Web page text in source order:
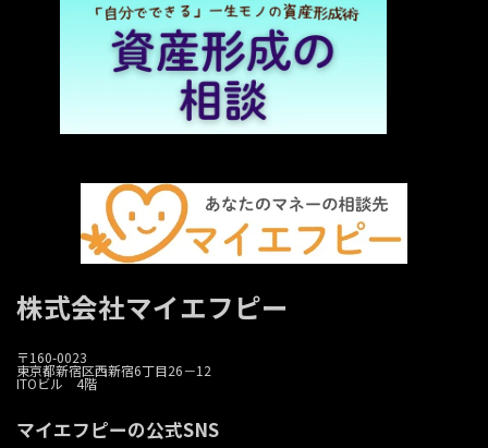
株式会社マイエフピー
〒160-0023
東京都新宿区西新宿6丁目26－12
ITOビル 4階
マイエフピーの公式SNS